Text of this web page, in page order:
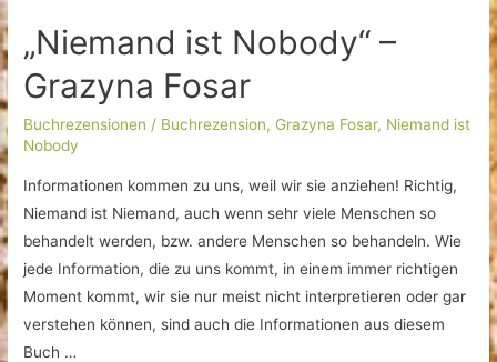
„Niemand ist Nobody“ –
Grazyna Fosar
Buchrezensionen / Buchrezension, Grazyna Fosar, Niemand ist
Nobody
Informationen kommen zu uns, weil wir sie anziehen! Richtig,
Niemand ist Niemand, auch wenn sehr viele Menschen so
behandelt werden, bzw. andere Menschen so behandeln. Wie
jede Information, die zu uns kommt, in einem immer richtigen
Moment kommt, wir sie nur meist nicht interpretieren oder gar
verstehen können, sind auch die Informationen aus diesem
Buch …